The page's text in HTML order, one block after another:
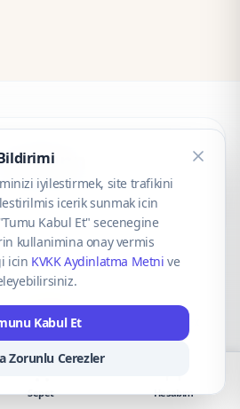
Tüm hakları saklıdır.
Mastercard
iyilestirmek, site trafikini
icerik sunmak icin
Kabul Et" secenegine
kullanimina onay vermis
icin KVKK Aydinlatma Metni ve
Kabul Et
Zorunlu Cerezler
Sepet Hesabım